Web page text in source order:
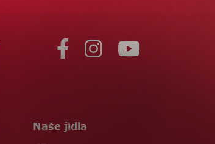
Naše jídla